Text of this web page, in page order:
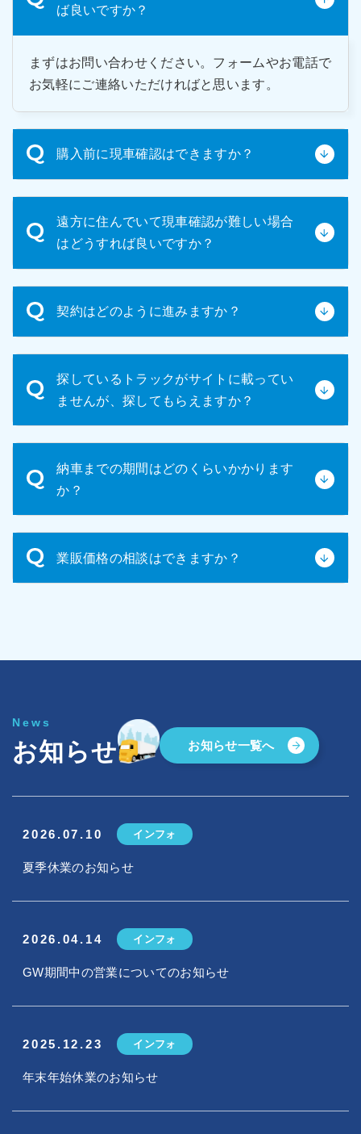
ば良いですか？
まずはお問い合わせください。フォームやお電話で
お気軽にご連絡いただければと思います。
購入前に現車確認はできますか？
確認をお願いしております。実際に車輛の状態を確
認いただき、ご納得いただいた上でご購入いただく
ことを強くお勧めしています。
遠方に住んでいて現車確認が難しい場合
はどうすれば良いですか？
をお送りいたします。ご希望の箇所を具体的にお申
し付けください。可能な限り詳細な情報を提供させ
契約はどのように進みますか？
な売買契約書を締結いたします。契約内容をよくご
確認の上、ご署名・ご捺印ください。
探しているトラックがサイトに載ってい
ませんが、探してもらえますか？
のメーカー、車種、年式、その他条件などをお知ら
せください。
納車までの期間はどのくらいかかります
か？
1~2週間程度です。
業販価格の相談はできますか？
News
お知らせ お知らせ一覧へ
2026.07.10 インフォ
夏季休業のお知らせ
2026.04.14 インフォ
GW期間中の営業についてのお知らせ
2025.12.23 インフォ
年末年始休業のお知らせ